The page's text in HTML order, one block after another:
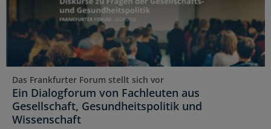
Das Frankfurter Forum stellt sich vor
Ein Dialogforum von Fachleuten aus
Gesellschaft, Gesundheitspolitik und
Wissenschaft